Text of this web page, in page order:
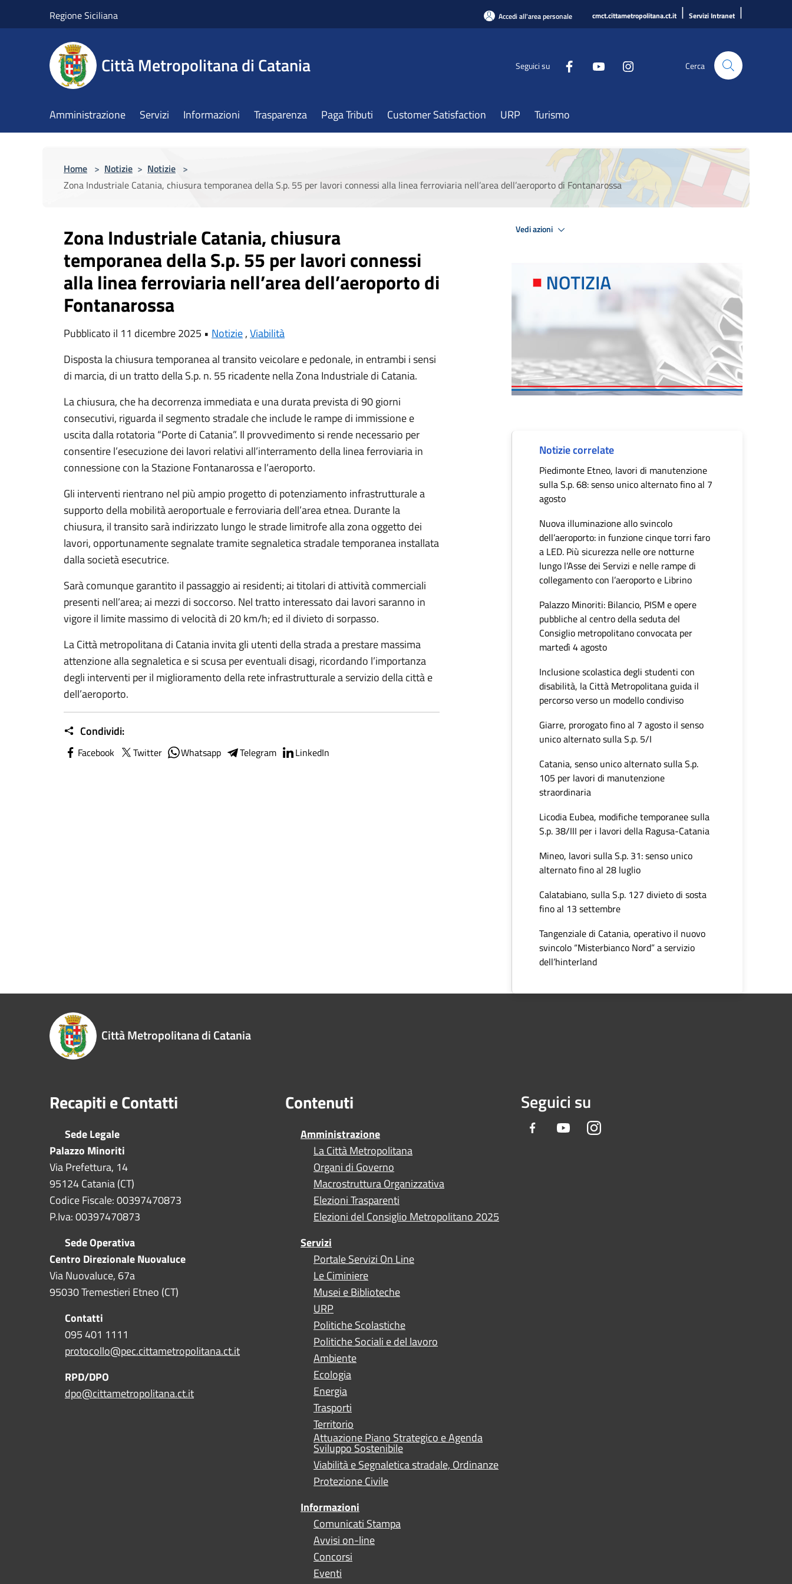
Regione Siciliana Accedi all'area personale cmct.cittametropolitana.ct.it | Servizi Intranet |
Città Metropolitana di Catania Seguici su Cerca
Amministrazione Servizi Informazioni Trasparenza Paga Tributi Customer Satisfaction URP Turismo
Home > Notizie > Notizie >
Zona Industriale Catania, chiusura temporanea della S.p. 55 per lavori connessi alla linea ferroviaria nell’area dell’aeroporto di Fontanarossa
Zona Industriale Catania, chiusura
temporanea della S.p. 55 per lavori connessi
alla linea ferroviaria nell’area dell’aeroporto di
Fontanarossa
Pubblicato il 11 dicembre 2025 • Notizie,Viabilità
Disposta la chiusura temporanea al transito veicolare e pedonale, in entrambi i sensi
di marcia, di un tratto della S.p. n. 55 ricadente nella Zona Industriale di Catania.
La chiusura, che ha decorrenza immediata e una durata prevista di 90 giorni
consecutivi, riguarda il segmento stradale che include le rampe di immissione e
uscita dalla rotatoria “Porte di Catania”. Il provvedimento si rende necessario per
consentire l’esecuzione dei lavori relativi all’interramento della linea ferroviaria in
connessione con la Stazione Fontanarossa e l’aeroporto.
Gli interventi rientrano nel più ampio progetto di potenziamento infrastrutturale a
supporto della mobilità aeroportuale e ferroviaria dell’area etnea. Durante la
chiusura, il transito sarà indirizzato lungo le strade limitrofe alla zona oggetto dei
lavori, opportunamente segnalate tramite segnaletica stradale temporanea installata
dalla società esecutrice.
Sarà comunque garantito il passaggio ai residenti; ai titolari di attività commerciali
presenti nell’area; ai mezzi di soccorso. Nel tratto interessato dai lavori saranno in
vigore il limite massimo di velocità di 20 km/h; ed il divieto di sorpasso.
La Città metropolitana di Catania invita gli utenti della strada a prestare massima
attenzione alla segnaletica e si scusa per eventuali disagi, ricordando l’importanza
degli interventi per il miglioramento della rete infrastrutturale a servizio della città e
dell’aeroporto.
Condividi:
Facebook Twitter Whatsapp Telegram LinkedIn
Vedi azioni
Notizie correlate
Piedimonte Etneo, lavori di manutenzione
sulla S.p. 68: senso unico alternato fino al 7
agosto
Nuova illuminazione allo svincolo
dell’aeroporto: in funzione cinque torri faro
a LED. Più sicurezza nelle ore notturne
lungo l’Asse dei Servizi e nelle rampe di
collegamento con l’aeroporto e Librino
Palazzo Minoriti: Bilancio, PISM e opere
pubbliche al centro della seduta del
Consiglio metropolitano convocata per
martedì 4 agosto
Inclusione scolastica degli studenti con
disabilità, la Città Metropolitana guida il
percorso verso un modello condiviso
Giarre, prorogato fino al 7 agosto il senso
unico alternato sulla S.p. 5/I
Catania, senso unico alternato sulla S.p.
105 per lavori di manutenzione
straordinaria
Licodia Eubea, modifiche temporanee sulla
S.p. 38/III per i lavori della Ragusa-Catania
Mineo, lavori sulla S.p. 31: senso unico
alternato fino al 28 luglio
Calatabiano, sulla S.p. 127 divieto di sosta
fino al 13 settembre
Tangenziale di Catania, operativo il nuovo
svincolo “Misterbianco Nord” a servizio
dell’hinterland
Città Metropolitana di Catania
Recapiti e Contatti
Sede Legale
Palazzo Minoriti
Via Prefettura, 14
95124 Catania (CT)
Codice Fiscale: 00397470873
P.Iva: 00397470873
Sede Operativa
Centro Direzionale Nuovaluce
Via Nuovaluce, 67a
95030 Tremestieri Etneo (CT)
Contatti
095 401 1111
protocollo@pec.cittametropolitana.ct.it
RPD/DPO
dpo@cittametropolitana.ct.it
Contenuti
Amministrazione
La Città Metropolitana
Organi di Governo
Macrostruttura Organizzativa
Elezioni Trasparenti
Elezioni del Consiglio Metropolitano 2025
Servizi
Portale Servizi On Line
Le Ciminiere
Musei e Biblioteche
URP
Politiche Scolastiche
Politiche Sociali e del lavoro
Ambiente
Ecologia
Energia
Trasporti
Territorio
Attuazione Piano Strategico e Agenda
Sviluppo Sostenibile
Viabilità e Segnaletica stradale, Ordinanze
Protezione Civile
Informazioni
Comunicati Stampa
Avvisi on-line
Concorsi
Eventi
Seguici su
Facebook YoutubeInstagram